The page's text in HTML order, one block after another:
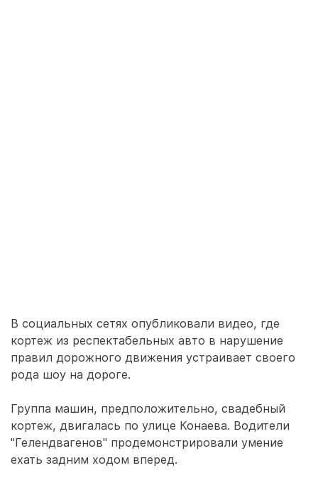
В социальных сетях опубликовали видео, где
кортеж из респектабельных авто в нарушение
правил дорожного движения устраивает своего
рода шоу на дороге.
Группа машин, предположительно, свадебный
кортеж, двигалась по улице Конаева. Водители
"Гелендвагенов" продемонстрировали умение
ехать задним ходом вперед.